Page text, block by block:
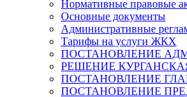
Нормативные правовые
Основные документы
Административные
Тарифы на услуги ЖКХ
ПОСТАНОВЛЕНИЕ
РЕШЕНИЕ
ПОСТАНОВЛЕНИЕ
ПОСТАНОВЛЕНИЕ